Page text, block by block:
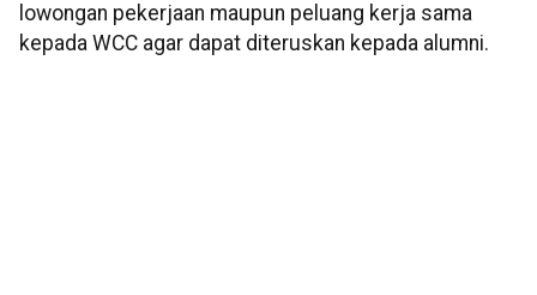
lowongan pekerjaan maupun peluang kerja sama
kepada WCC agar dapat diteruskan kepada alumni.